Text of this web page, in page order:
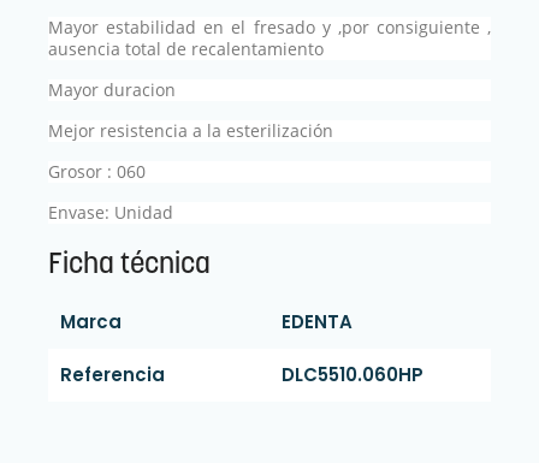
Mayor estabilidad en el fresado y ,por consiguiente ,
ausencia total de recalentamiento
Mayor duracion
Mejor resistencia a la esterilización
Grosor : 060
Envase: Unidad
Ficha técnica
Marca EDENTA
Referencia DLC5510.060HP